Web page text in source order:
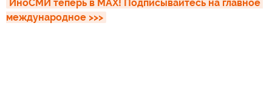
ИноСМИ теперь в MAX! Подписывайтесь на главное
международное >>>